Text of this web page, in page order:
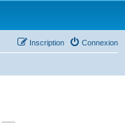
Connexion
Inscription